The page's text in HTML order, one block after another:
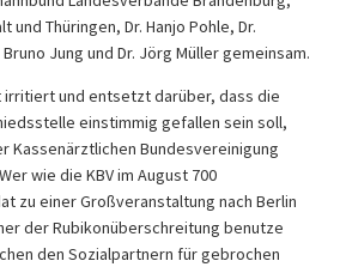
und Thüringen, Dr. Hanjo Pohle, Dr.
Jung und Dr. Jörg Müller gemeinsam.
irritiert und entsetzt darüber, dass die
einstimmig gefallen sein soll,
Kassenärztlichen Bundesvereinigung
wie die KBV im August 700
zu einer Großveranstaltung nach Berlin
der Rubikonüberschreitung benutze
den Sozialpartnern für gebrochen